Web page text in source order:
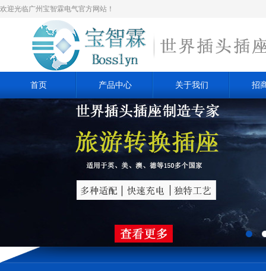
欢迎光临广州宝智霖电气官方网站！
首页 产品中心 关于我们 招